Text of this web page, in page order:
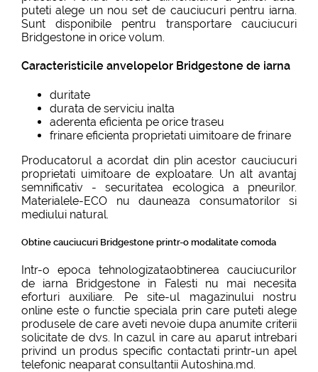
puteti alege un nou set de cauciucuri pentru iarna.
Sunt disponibile pentru transportare cauciucuri
Bridgestone in orice volum.
Caracteristicile anvelopelor Bridgestone de iarna
duritate
durata de serviciu inalta
aderenta eficienta pe orice traseu
frinare eficienta proprietati uimitoare de frinare
Producatorul a acordat din plin acestor cauciucuri
proprietati uimitoare de exploatare. Un alt avantaj
semnificativ - securitatea ecologica a pneurilor.
Materialele-ECO nu dauneaza consumatorilor si
mediului natural.
Obtine cauciucuri Bridgestone printr-o modalitate comoda
Intr-o epoca tehnologizataobtinerea cauciucurilor
de iarna Bridgestone in Falesti nu mai necesita
eforturi auxiliare. Pe site-ul magazinului nostru
online este o functie speciala prin care puteti alege
produsele de care aveti nevoie dupa anumite criterii
solicitate de dvs. In cazul in care au aparut intrebari
privind un produs specific contactati printr-un apel
telefonic neaparat consultantii Autoshina.md.